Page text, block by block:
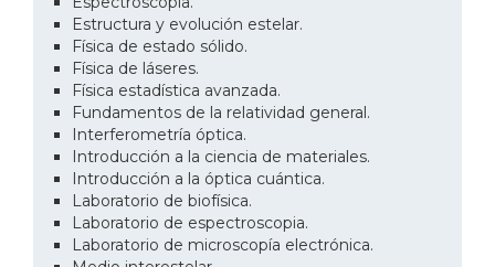
Estructura y evolución estelar.
Física de estado sólido.
Física de láseres.
Física estadística avanzada.
Fundamentos de la relatividad general.
Interferometría óptica.
Introducción a la ciencia de materiales.
Introducción a la óptica cuántica.
Laboratorio de biofísica.
Laboratorio de espectroscopia.
Laboratorio de microscopía electrónica.